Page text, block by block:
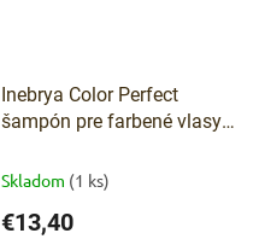
Inebrya Color Perfect
šampón pre farbené vlasy
Skladom (1 ks)
€13,40